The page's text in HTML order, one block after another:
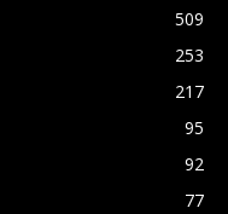
509
253
217
95
92
77